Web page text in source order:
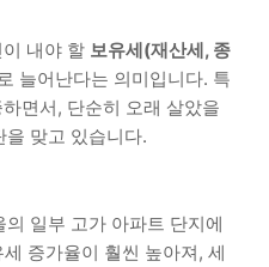
내야 할 보유세(재산세, 종
늘어난다는 의미입니다. 특
면서, 단순히 오래 살았을
을 맞고 있습니다.
의 일부 고가 아파트 단지에
증가율이 훨씬 높아져, 세